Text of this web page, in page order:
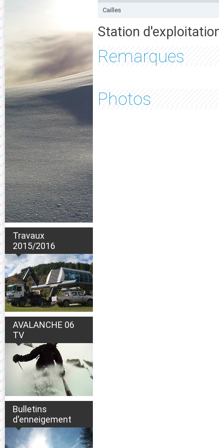
Travaux
2015/2016
AVALANCHE 06
TV
Bulletins
d'enneigement
Cailles
Station
Remarques
Photos